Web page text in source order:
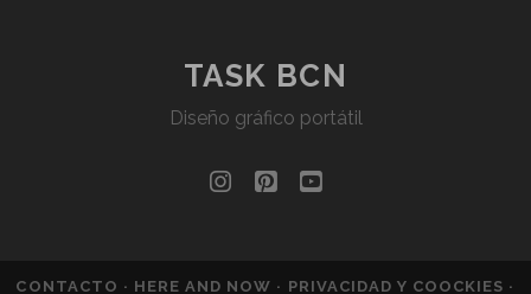
TASK BCN
Diseño gráfico portátil
instagram
pinterest
youtube
CONTACTO · HERE AND NOW · PRIVACIDAD Y COOCKIES ·